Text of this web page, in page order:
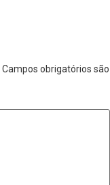
Campos obrigatórios são